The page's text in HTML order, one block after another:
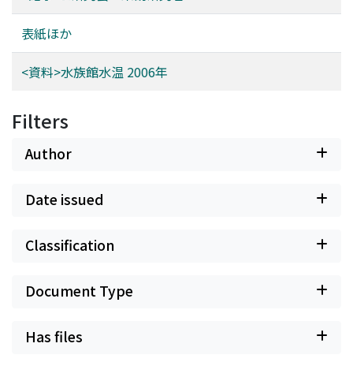
表紙ほか
<資料>水族館水温 2006年
Filters
Author
Date issued
Classification
Document Type
Has files